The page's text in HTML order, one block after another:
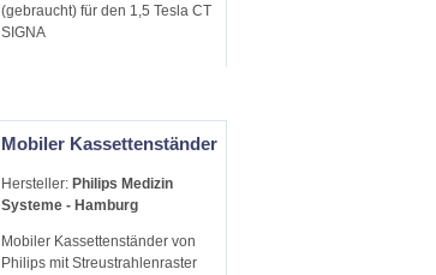
(gebraucht) für den 1,5 Tesla CT
SIGNA
Mobiler Kassettenständer
Hersteller: Philips Medizin
Systeme - Hamburg
Mobiler Kassettenständer von
Philips mit Streustrahlenraster